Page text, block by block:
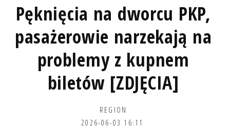
Pęknięcia na dworcu PKP,
pasażerowie narzekają na
problemy z kupnem
biletów [ZDJĘCIA]
REGION
2026-06-03 16:11